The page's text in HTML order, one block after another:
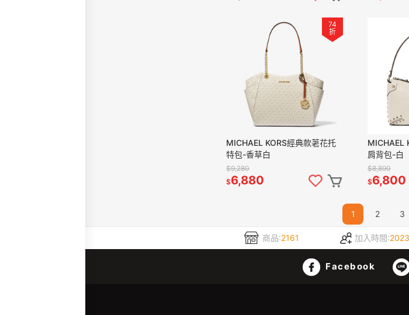
74
折
MICHAEL KORS經典款荖花托
特包-香草白
$9,280
$6,880
MICHAEL
肩背包-白
$8,890
$6,800
1 2 3
商品:2161 加入時間:
Facebook